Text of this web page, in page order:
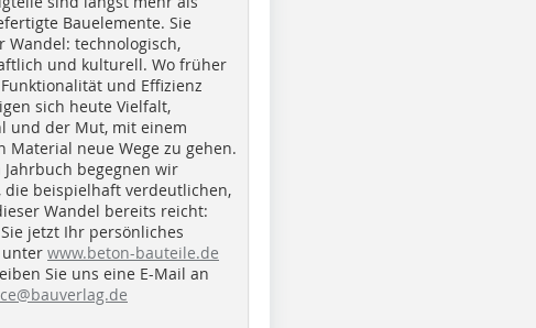
Bauelemente. Sie
Wandel: technologisch,
und kulturell. Wo früher
und Effizienz
sich heute Vielfalt,
und der Mut, mit einem
Material neue Wege zu gehen.
Jahrbuch begegnen wir
die beispielhaft verdeutlichen,
Wandel bereits reicht:
jetzt Ihr persönliches
unter www.beton-bauteile.de
Sie uns eine E-Mail an